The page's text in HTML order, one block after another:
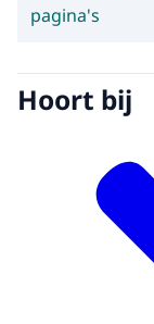
pagina's
Hoort bij